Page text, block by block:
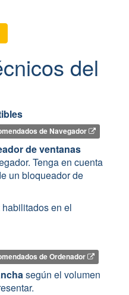
del
de Navegador
de ventanas
Tenga en cuenta
un bloqueador de
habilitados en el
de Ordenador
según el volumen